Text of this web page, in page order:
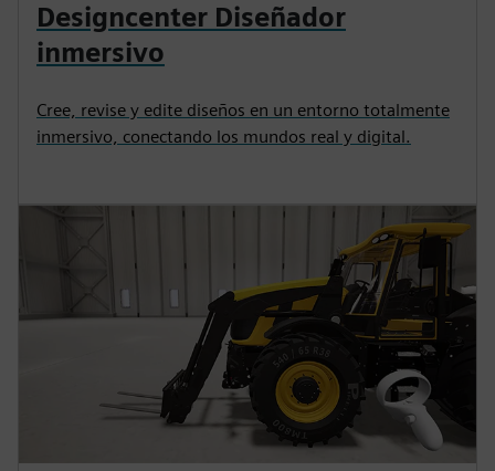
Designcenter Diseñador
inmersivo
Cree, revise y edite diseños en un entorno totalmente
inmersivo, conectando los mundos real y digital.